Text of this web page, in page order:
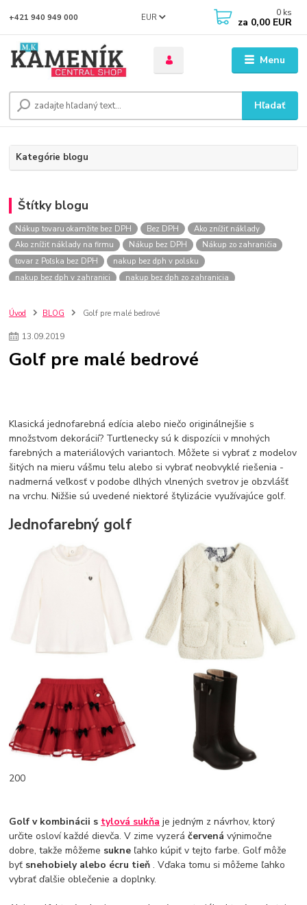
Menu
EUR
Hľadať
+421 940 949 000 0 ks
za 0,00 EUR
Kategórie blogu
Štítky blogu
Nákup tovaru okamžite bez DPH Bez DPH
Ako znížiť náklady
Ako znížiť náklady na firmu
Nákup bez DPH
Nákup zo zahraničia
tovar z Poľska bez DPH
nakup bez dph v polsku
nakup bez dph v zahranici
nakup bez dph zo zahranicia
szco nakup bez dph
Smart hodinky pre deti
Plyšový macovia
Lego Star Wars
Darčeky na Vianoce 2019
L.O.L. Surprise bábiky
L.O.L. Surprise autíčka
L.O.L. Surprise zvieratká
L.O.L. Surprise hračky
L.O.L. Surprise domčeky
L.O.L. Surprise postavičky
L.O.L. Surprise zberateľské figúrky
L.O.L. OMG L.O.L. OMG Bábiky
Úvod BLOG Golf pre malé bedrové
13.09.2019
Golf pre malé bedrové
Klasická jednofarebná edícia alebo niečo originálnejšie s
množstvom dekorácií? Turtlenecky sú k dispozícii v mnohých
farebných a materiálových variantoch. Môžete si vybrať z modelov
šitých na mieru vášmu telu alebo si vybrať neobvyklé riešenia -
nadmerná veľkosť v podobe dlhých vlnených svetrov je obzvlášť
na vrchu. Nižšie sú uvedené niektoré štylizácie využívajúce golf.
Jednofarebný golf
200
Golf v kombinácii s tylová sukňa je jedným z návrhov, ktorý
určite osloví každé dievča. V zime vyzeráčervenávýnimočne
dobre, takže môžeme sukne ľahko kúpiť v tejto farbe. Golf môže
byť snehobiely alebo écru tieň. Vďaka tomu si môžeme ľahko
vybrať ďalšie oblečenie a doplnky.